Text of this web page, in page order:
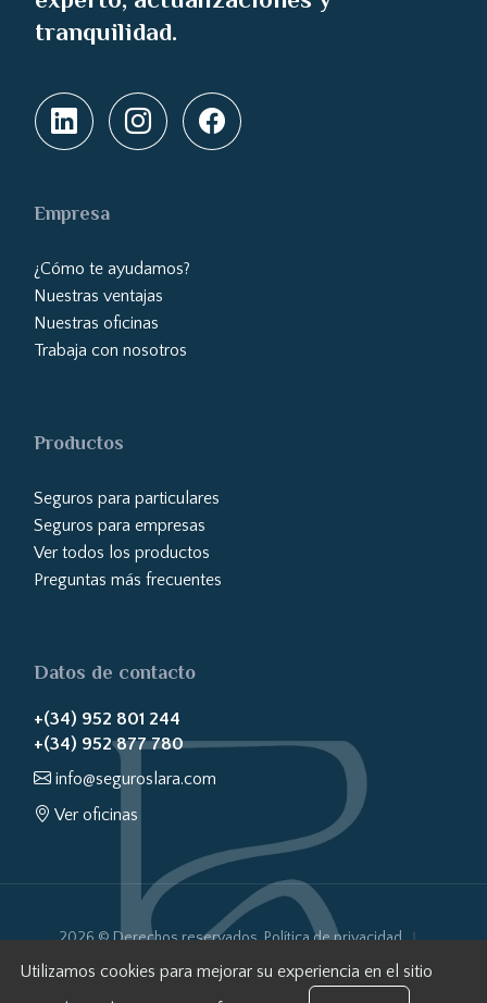
Utilizamos cookies para mejorar su experiencia en el sitio
tranquilidad.
Empresa
¿Cómo te ayudamos?
Nuestras ventajas
Nuestras oficinas
Trabaja con nosotros
Productos
Seguros para particulares
Seguros para empresas
Ver todos los productos
Preguntas más frecuentes
Datos de contacto
+(34) 952 801 244
+(34) 952 877 780
info@seguroslara.com
Ver oficinas
2026 © Derechos reservados.Política de privacidad
Política de cookies
Aviso Legal
Transparencia Web
Sistema Interno de Información